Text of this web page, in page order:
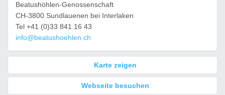
Beatushöhlen-Genossenschaft
CH-3800 Sundlauenen bei Interlaken
Tel +41 (0)33 841 16 43
info@beatushoehlen.ch
Karte zeigen
Webseite besuchen